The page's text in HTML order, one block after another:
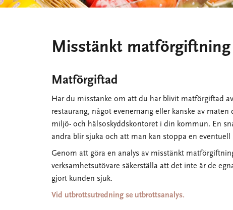
Misstänkt matförgiftning
Matförgiftad
Har du misstanke om att du har blivit matförgiftad
restaurang, något evenemang eller kanske av maten
miljö- och hälsoskyddskontoret i din kommun. En
andra blir sjuka och att man kan stoppa en
Genom att göra en analys av misstänkt
verksamhetsutövare säkerställa att det inte är de
gjort kunden sjuk.
Vid utbrottsutredning se utbrottsanalys.